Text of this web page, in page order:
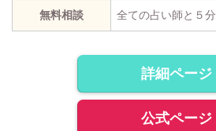
無料相談 全ての占い師と５
詳細ページ
公式ページ